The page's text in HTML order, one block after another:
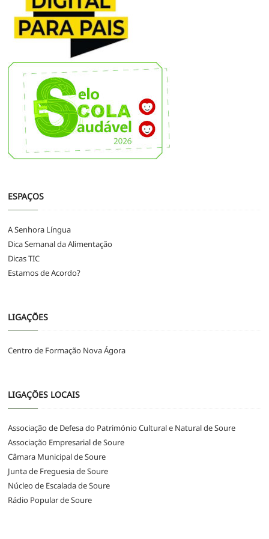
ESPAÇOS
A Senhora Língua
Dica Semanal da Alimentação
Dicas TIC
Estamos de Acordo?
LIGAÇÕES
Centro de Formação Nova Ágora
LIGAÇÕES LOCAIS
Associação de Defesa do Património Cultural e Natural de Soure
Associação Empresarial de Soure
Câmara Municipal de Soure
Junta de Freguesia de Soure
Núcleo de Escalada de Soure
Rádio Popular de Soure